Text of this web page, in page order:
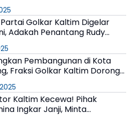
Golkar Kaltim Digelar
Adakah Penantang Rudy
Pembangunan di Kota
Fraksi Golkar Kaltim Dorong
Kaltim Kecewa! Pihak
Ingkar Janji, Minta